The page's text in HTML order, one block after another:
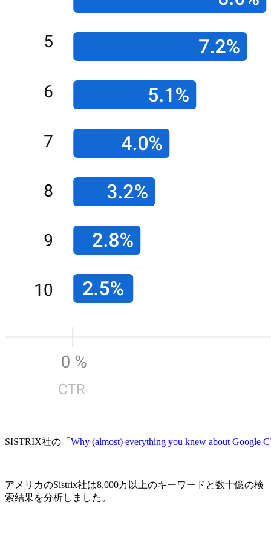
SISTRIX社の「 Why (almost) everything you knew about Google
アメリカのSistrix社は8,000万以上のキーワードと数十億の検
索結果を分析しました。